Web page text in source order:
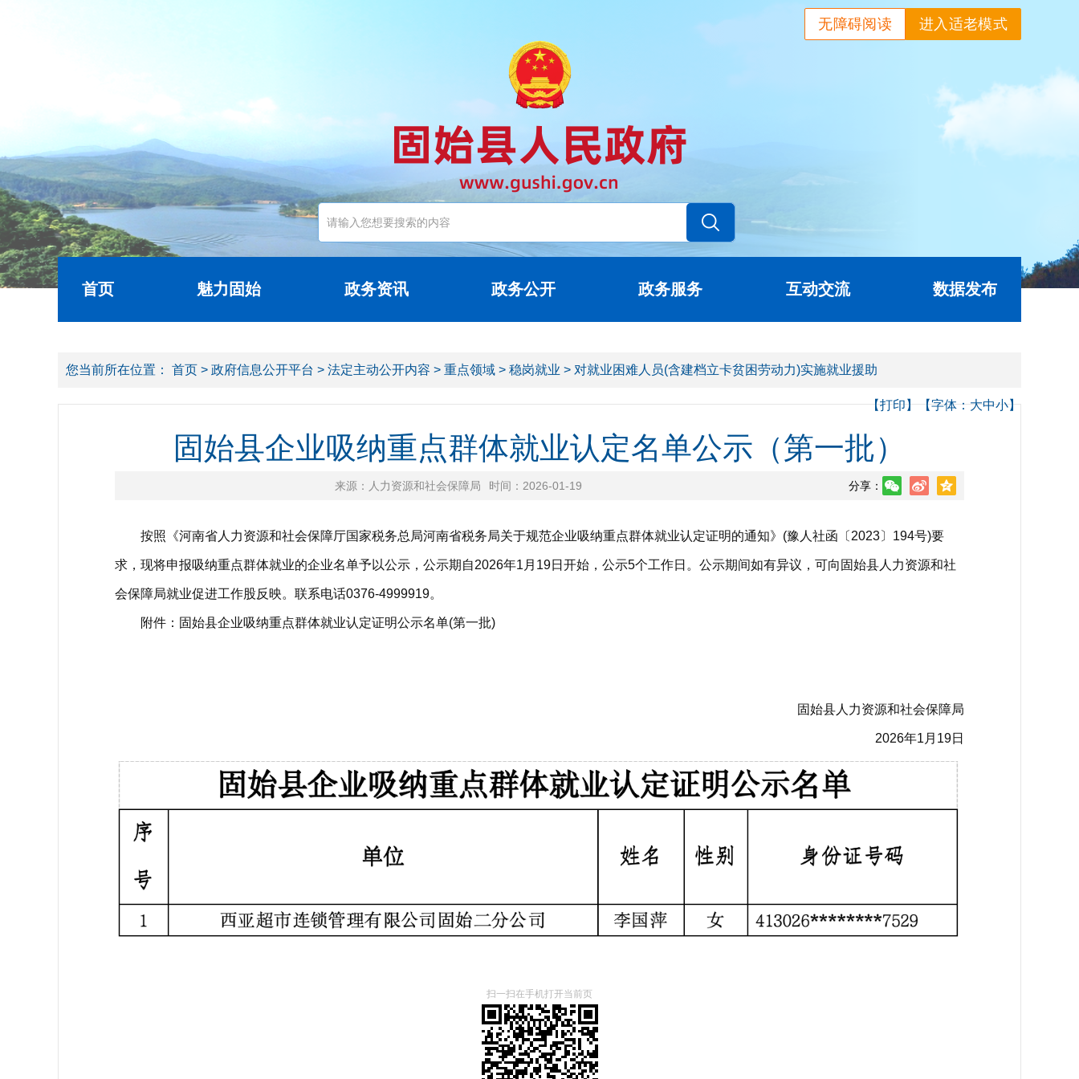
进入适老模式
无障碍阅读
首页 魅力固始 政务资讯 政务公开 政务服务 互动交流 数据发布
您当前所在位置： 首页 > 政府信息公开平台 > 法定主动公开内容 > 重点领域 > 稳岗就业 > 对就业困难人员(含建档立卡贫困劳动力)实施就业援助
【打印】【字体：大中小】
固始县企业吸纳重点群体就业认定名单公示（第一批）
来源：人力资源和社会保障局 时间：2026-01-19 分享：
按照《河南省人力资源和社会保障厅国家税务总局河南省税务局关于规范企业吸纳重点群体就业认定证明的通知》(豫人社函〔2023〕194号)要
求，现将申报吸纳重点群体就业的企业名单予以公示，公示期自2026年1月19日开始，公示5个工作日。公示期间如有异议，可向固始县人力资源和社
会保障局就业促进工作股反映。联系电话0376-4999919。
附件：固始县企业吸纳重点群体就业认定证明公示名单(第一批)
固始县人力资源和社会保障局
2026年1月19日
扫一扫在手机打开当前页